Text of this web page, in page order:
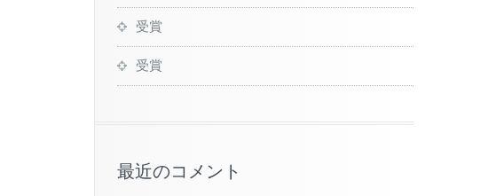
受賞
受賞
最近のコメント